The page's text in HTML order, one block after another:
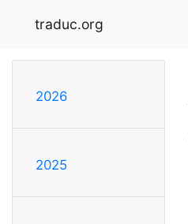
traduc.org
2026
2025